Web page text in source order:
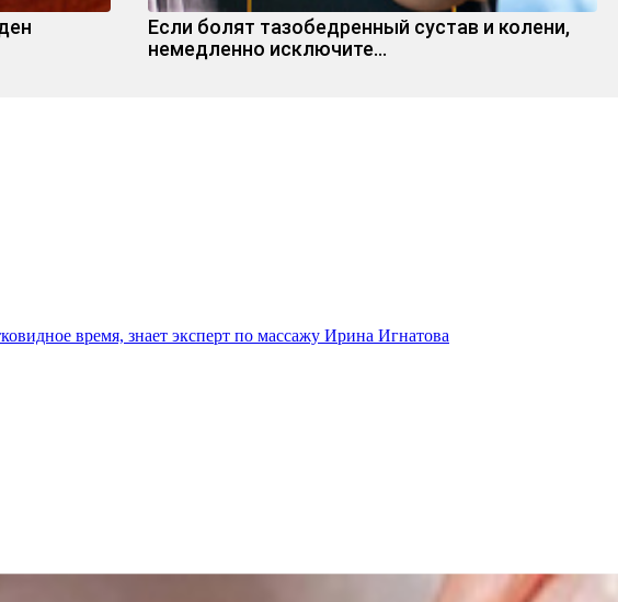
Если болят тазобедренный сустав и колени,
немедленно исключите...
время, знает эксперт по массажу Ирина Игнатова